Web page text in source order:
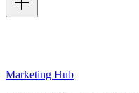
Marketing Hub